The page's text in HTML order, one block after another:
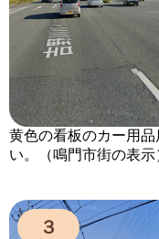
黄色の看板のカー用
い。（鳴門市街の表示
３